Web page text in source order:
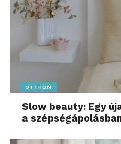
OTTHON
Slow beauty: Egy
a